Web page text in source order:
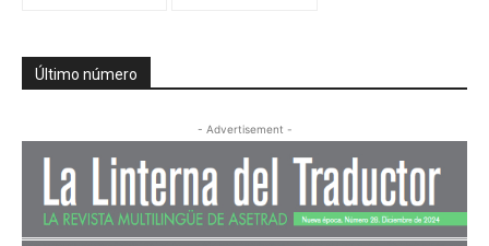
Último número
- Advertisement -